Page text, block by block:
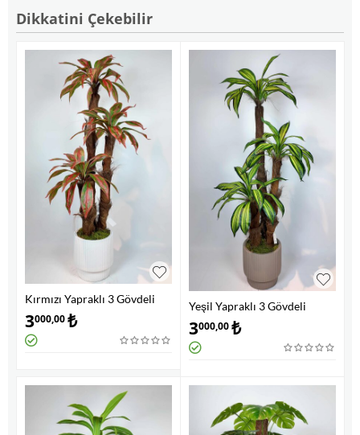
Dikkatini Çekebilir
Kırmızı Yapraklı 3 Gövdeli
Drecania Ağacı
3000,00₺
Yeşil Yapraklı 3 Gövdeli
Drecania Ağacı
3000,00₺